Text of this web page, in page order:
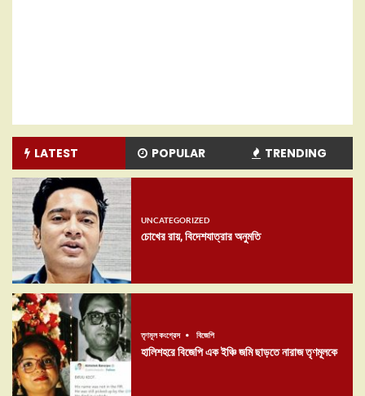
LATEST POPULAR TRENDING
UNCATEGORIZED
চোখের রায়, বিদেশযাত্রার অনুমতি
তৃণমূল কংগ্রেস বিজেপি
হালিশহরে বিজেপি এক ইঞ্চি জমি ছাড়তে নারাজ তৃণমূলকে